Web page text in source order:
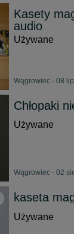
Kasety
audio
Używane
Wągrowiec - 08
Chłopaki
Używane
Wągrowiec - 02
kaseta
Używane